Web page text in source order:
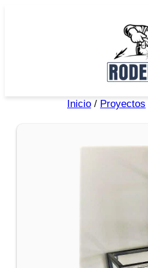
Inicio / Proyectos